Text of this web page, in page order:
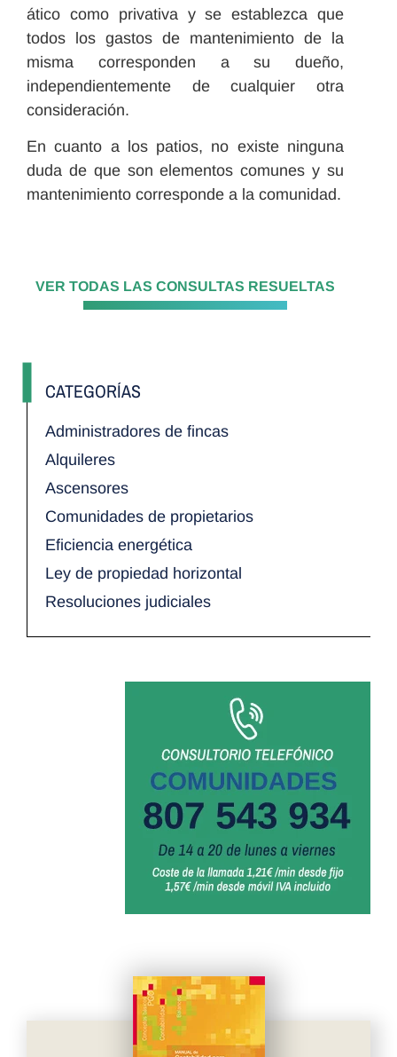
ático como privativa y se establezca que
todos los gastos de mantenimiento de la
misma corresponden a su dueño,
independientemente de cualquier otra
consideración.
En cuanto a los patios, no existe ninguna
duda de que son elementos comunes y su
mantenimiento corresponde a la comunidad.
VER TODAS LAS CONSULTAS RESUELTAS
CATEGORÍAS
Administradores de fincas
Alquileres
Ascensores
Comunidades de propietarios
Eficiencia energética
Ley de propiedad horizontal
Resoluciones judiciales